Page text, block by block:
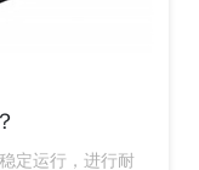
定运行，进行耐